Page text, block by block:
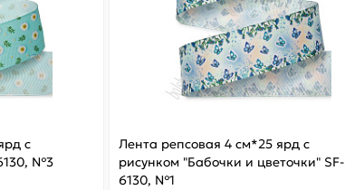
с
№3
Лента репсовая 4 см*25 ярд с
рисунком "Бабочки и цветочки" SF-
6130, №1